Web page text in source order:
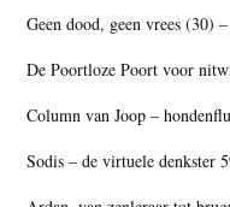
Geen dood, geen vrees (30)
De Poortloze Poort voor
Column van Joop –
Sodis – de virtuele denkster